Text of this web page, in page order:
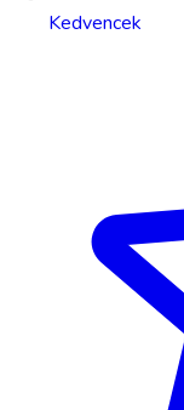
Kedvencek